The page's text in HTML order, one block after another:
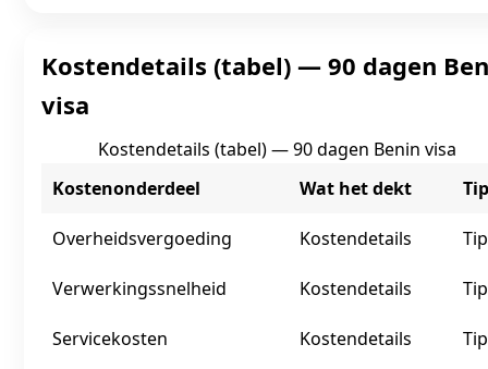
Kostendetails (tabel) — 90 dagen
visa
Kostendetails (tabel) — 90 dagen Benin visa
Kostenonderdeel
Wat het dekt Tip
Overheidsvergoeding Kostendetails Tip
Verwerkingssnelheid Kostendetails Tip
Servicekosten Kostendetails Tip